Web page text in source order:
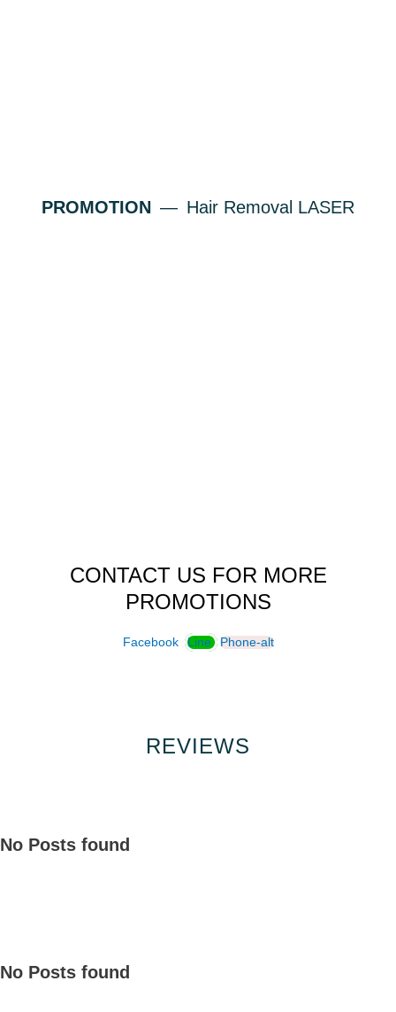
PROMOTION — Hair Removal LASER
CONTACT US FOR MORE
PROMOTIONS
Facebook Line Phone-alt
REVIEWS
No Posts found
No Posts found